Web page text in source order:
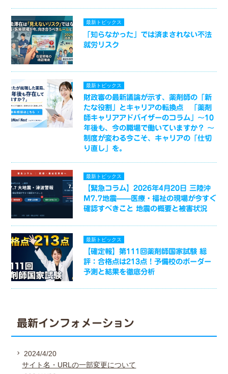
最新トピックス
「知らなかった」では済まされない不法
就労リスク
最新トピックス
財政審の最新議論が示す、薬剤師の「新
たな役割」とキャリアの転換点 「薬剤
師キャリアアドバイザーのコラム」～10
年後も、今の職場で働いていますか？ ～
制度が変わる今こそ、キャリアの「仕切
り直し」を。
最新トピックス
【緊急コラム】2026年4月20日 三陸沖
M7.7地震——医療・福祉の現場が今すぐ
確認すべきこと 地震の概要と被害状況
最新トピックス
【確定報】第111回薬剤師国家試験 総
評：合格点は213点！予備校のボーダー
予測と結果を徹底分析
最新インフォメーション
2024/4/20
サイト名・URLの一部変更について